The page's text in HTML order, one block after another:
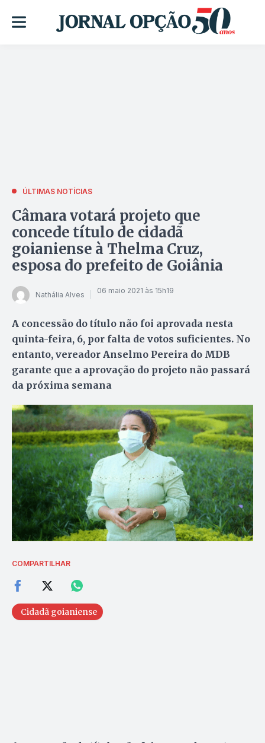
ÚLTIMAS NOTÍCIAS
Câmara votará projeto que
concede título de cidadã
goianiense à Thelma Cruz,
esposa do prefeito de Goiânia
Nathália Alves 06 maio 2021 às 15h19
A concessão do título não foi aprovada nesta
quinta-feira, 6, por falta de votos suficientes. No
entanto, vereador Anselmo Pereira do MDB
garante que a aprovação do projeto não passará
da próxima semana
COMPARTILHAR
Cidadã goianiense